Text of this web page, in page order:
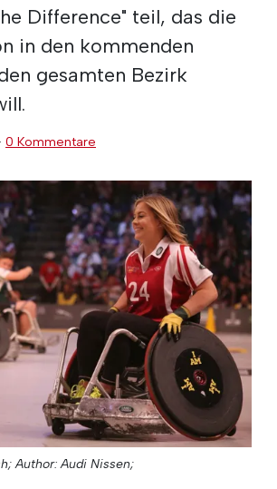
Difference" teil, das die
in den kommenden
gesamten Bezirk
· 0 Kommentare
Author: Audi Nissen;